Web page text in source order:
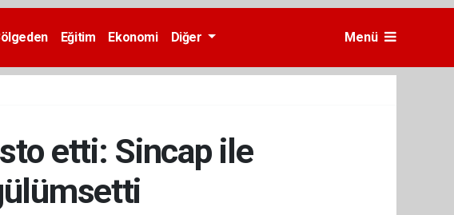
Eğitim Ekonomi Diğer Menü
etti: Sincap ile